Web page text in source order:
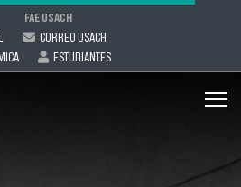
FAE USACH
CORREO USACH
ESTUDIANTES